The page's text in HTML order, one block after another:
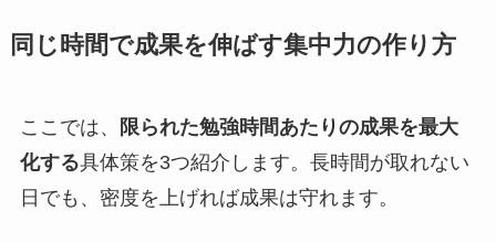
同じ時間で成果を伸ばす集中力の作り方
ここでは、
限られた勉強時間あたりの成果を最大
化する具体策を3つ紹介します。長時間が取れない
日でも、密度を上げれば成果は守れます。